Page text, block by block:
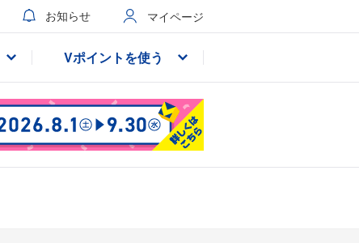
お知らせ マイページ
Vポイントを使う